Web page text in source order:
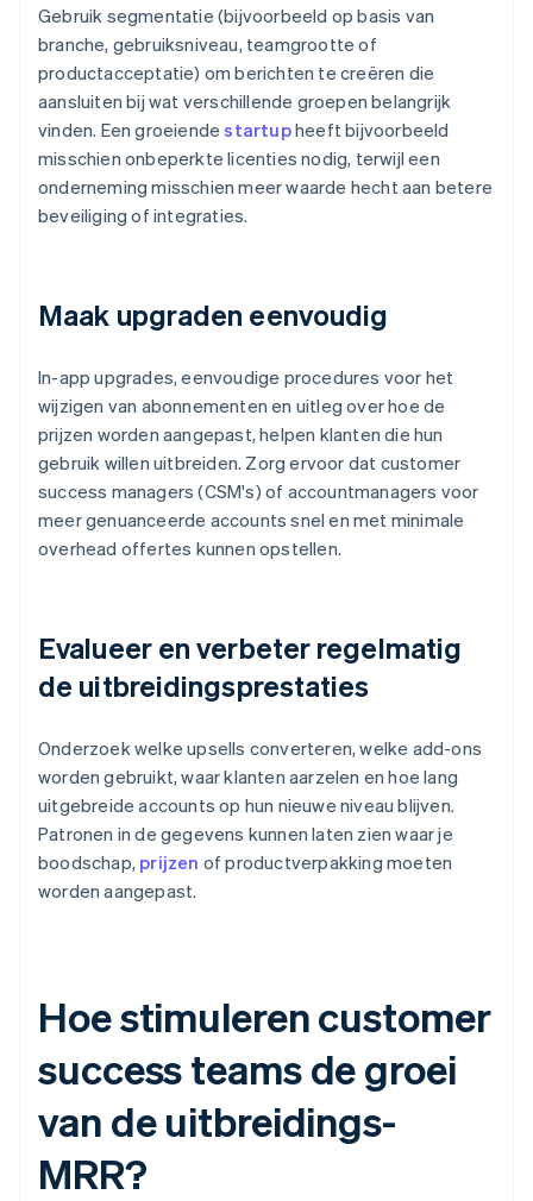
Gebruik segmentatie (bijvoorbeeld op basis van
branche, gebruiksniveau, teamgrootte of
productacceptatie) om berichten te creëren die
aansluiten bij wat verschillende groepen belangrijk
vinden. Een groeiendestartupheeft bijvoorbeeld
misschien onbeperkte licenties nodig, terwijl een
onderneming misschien meer waarde hecht aan betere
beveiliging of integraties.
Maak upgraden eenvoudig
In-app upgrades, eenvoudige procedures voor het
wijzigen van abonnementen en uitleg over hoe de
prijzen worden aangepast, helpen klanten die hun
gebruik willen uitbreiden. Zorg ervoor dat customer
success managers (CSM's) of accountmanagers voor
meer genuanceerde accounts snel en met minimale
overhead offertes kunnen opstellen.
Evalueer en verbeter regelmatig
de uitbreidingsprestaties
Onderzoek welke upsells converteren, welke add-ons
worden gebruikt, waar klanten aarzelen en hoe lang
uitgebreide accounts op hun nieuwe niveau blijven.
Patronen in de gegevens kunnen laten zien waar je
boodschap, prijzen of productverpakking moeten
worden aangepast.
Hoe stimuleren customer
success teams de groei
van de uitbreidings-
MRR?